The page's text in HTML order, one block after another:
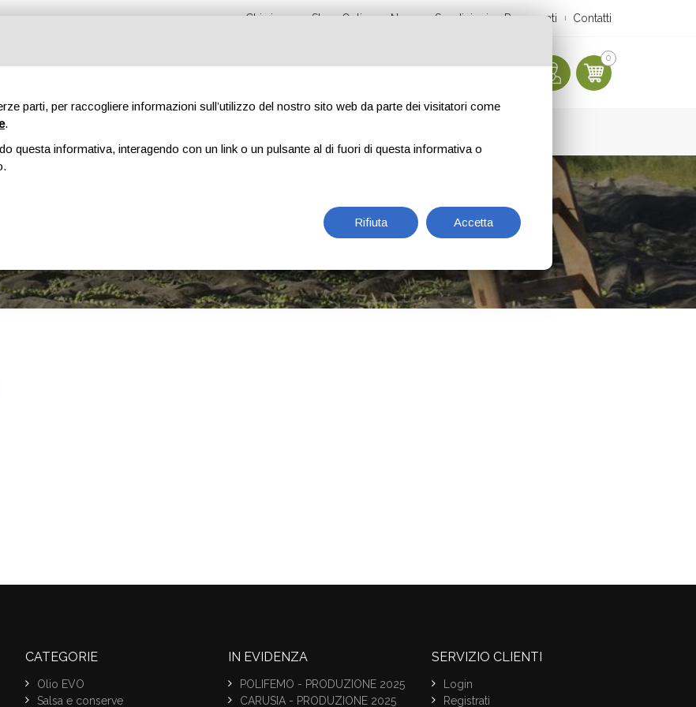
Chi siamo Shop Online News Spedizioni Pagamenti Contatti
0
CATEGORIE
Olio EVO
Salsa e conserve
IN EVIDENZA
POLIFEMO - PRODUZIONE 2025
CARUSIA - PRODUZIONE 2025
SERVIZIO CLIENTI
Login
Registrati
parti, per raccogliere informazioni sull’utilizzo del nostro sito web da parte dei visitatori come
.
questa informativa, interagendo con un link o un pulsante al di fuori di questa informativa o
Rifiuta Accetta